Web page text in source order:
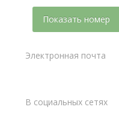
Показать номер
Электронная почта
В социальных сетях